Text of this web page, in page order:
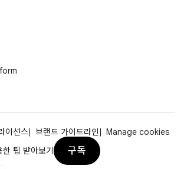
이선스 브랜드 가이드라인
Manage cookies
팁 받아보기
구독